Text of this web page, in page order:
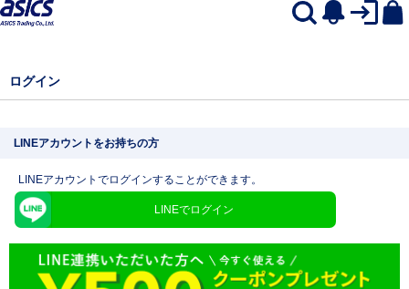
ログイン
LINEアカウントをお持ちの方
LINEアカウントでログインすることができます。
LINEでログイン